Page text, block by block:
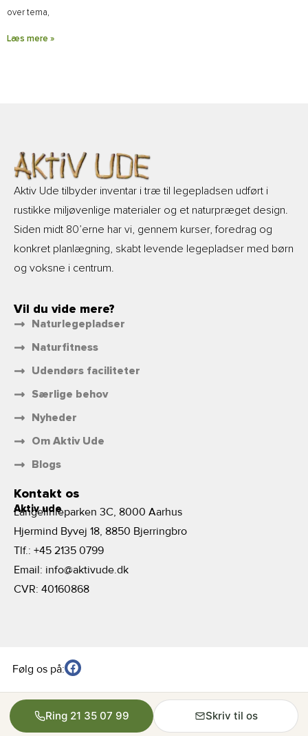
over tema,
Læs mere »
Aktiv Ude tilbyder inventar i træ til legepladsen udført i
rustikke miljøvenlige materialer og et naturpræget design.
Siden midt 80’erne har vi, gennem kurser, foredrag og
konkret planlægning, skabt levende legepladser med børn
og voksne i centrum.
Vil du vide mere?
Naturlegepladser
Naturfitness
Udendørs faciliteter
Særlige behov
Nyheder
Om Aktiv Ude
Blogs
Kontakt os
Aktiv ude
Langelinieparken 3C, 8000 Aarhus
Hjermind Byvej 18, 8850 Bjerringbro
Tlf.: +45 2135 0799
Email: info@aktivude.dk
CVR: 40160868
Følg os på:
Ring 21 35 07 99 Skriv til os